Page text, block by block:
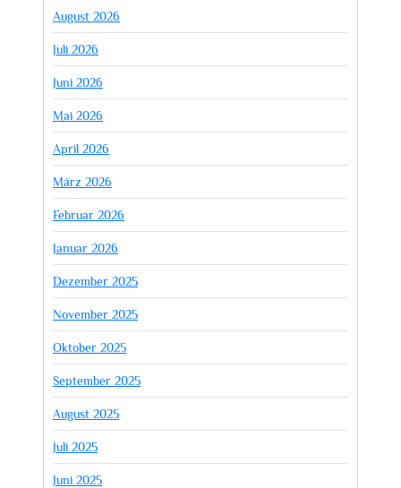
August 2026
Juli 2026
Juni 2026
Mai 2026
April 2026
März 2026
Februar 2026
Januar 2026
Dezember 2025
November 2025
Oktober 2025
September 2025
August 2025
Juli 2025
Juni 2025